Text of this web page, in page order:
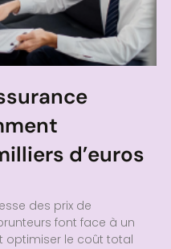
d’euros
des prix de
font face à un
optimiser le coût total